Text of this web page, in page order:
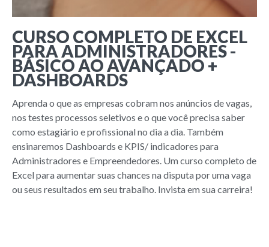
CURSO COMPLETO DE EXCEL
PARA ADMINISTRADORES -
BÁSICO AO AVANÇADO +
DASHBOARDS
Aprenda o que as empresas cobram nos anúncios de vagas,
nos testes processos seletivos e o que você precisa saber
como estagiário e profissional no dia a dia. Também
ensinaremos Dashboards e KPIS/ indicadores para
Administradores e Empreendedores. Um curso completo de
Excel para aumentar suas chances na disputa por uma vaga
ou seus resultados em seu trabalho. Invista em sua carreira!